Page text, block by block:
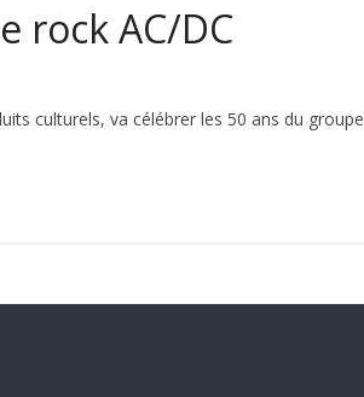
rock AC/DC
culturels, va célébrer les 50 ans du groupe